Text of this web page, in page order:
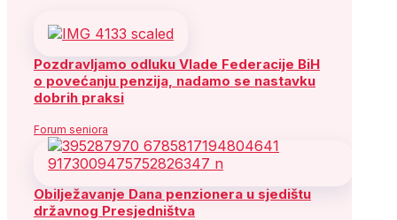
Pozdravljamo odluku Vlade Federacije BiH
o povećanju penzija, nadamo se nastavku
dobrih praksi
Forum seniora
Obilježavanje Dana penzionera u sjedištu
državnog Presjedništva